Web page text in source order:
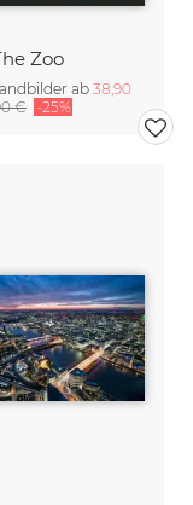
Zoo
ab 38,90
€ -25%